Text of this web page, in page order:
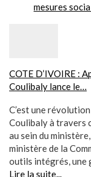
mesures
COTE D’IVOIRE :
Coulibaly lance le…
C’est une
Coulibaly à travers
au sein du
ministère de la
outils intégrés, une
Lire la suite...